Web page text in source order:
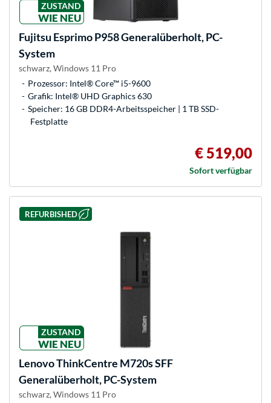
ZUSTAND
WIE NEU
Fujitsu Esprimo P958 Generalüberholt, PC-
System
schwarz, Windows 11 Pro
Prozessor: Intel® Core™ i5-9600
Grafik: Intel® UHD Graphics 630
Speicher: 16 GB DDR4-Arbeitsspeicher | 1 TB SSD-
Festplatte
€ 519,00
Sofort verfügbar
REFURBISHED
ZUSTAND
WIE NEU
LenovoThinkCentre M720s SFF
Generalüberholt, PC-System
schwarz, Windows 11 Pro